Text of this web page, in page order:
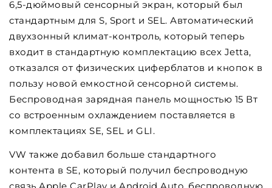
6,5-дюймовый сенсорный экран, который был
стандартным для S, Sport и SEL. Автоматический
двухзонный климат-контроль, который теперь
входит в стандартную комплектацию всех Jetta,
отказался от физических циферблатов и кнопок в
пользу новой емкостной сенсорной системы.
Беспроводная зарядная панель мощностью 15 Вт
со встроенным охлаждением поставляется в
комплектациях SE, SEL и GLI.
VW также добавил больше стандартного
контента в SE, который получил беспроводную